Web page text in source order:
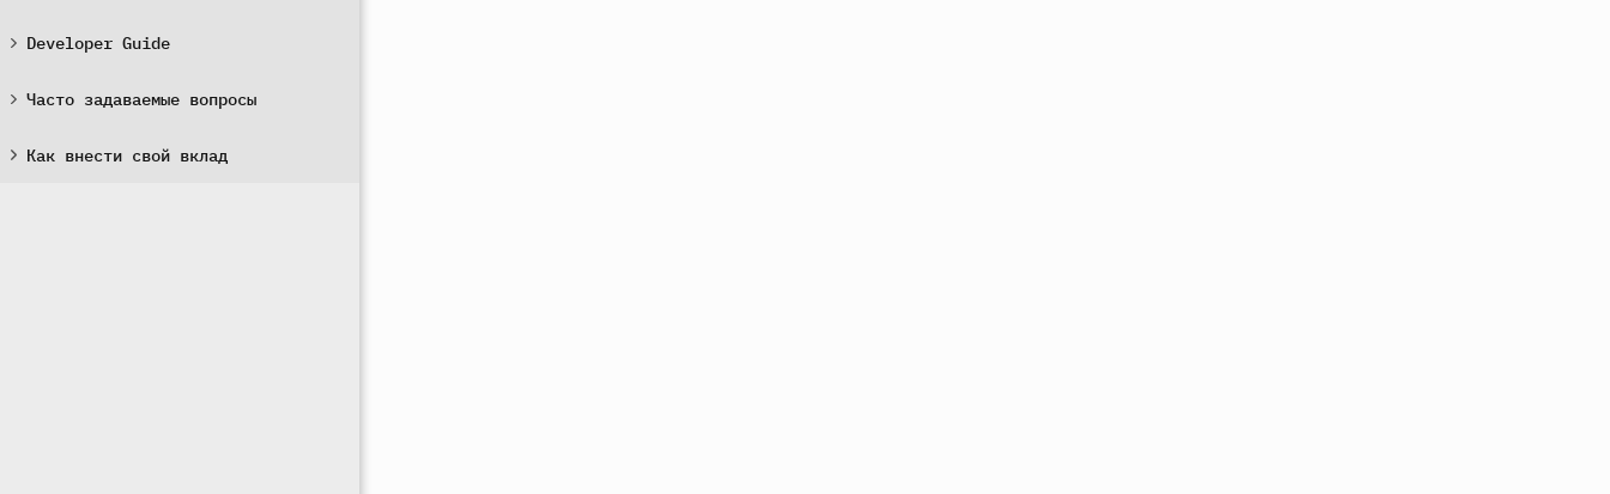
Developer Guide
Часто задаваемые вопросы
Как внести свой вклад